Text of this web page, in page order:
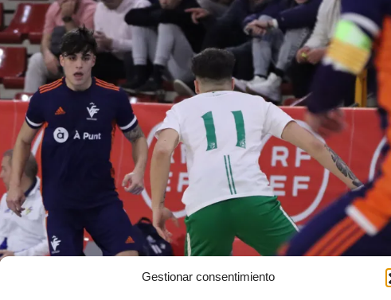
Gestionar consentimiento